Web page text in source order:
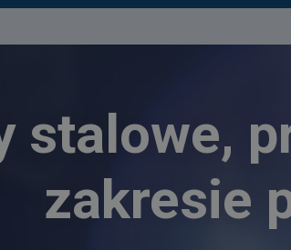
stalowe,
zakresie